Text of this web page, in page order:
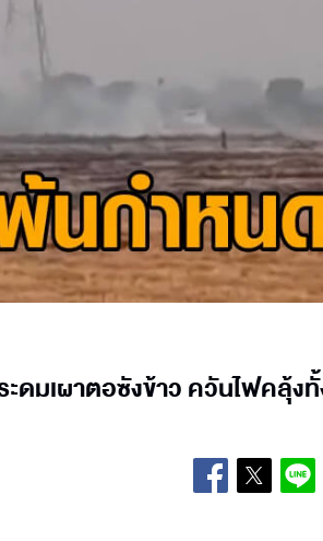
ดมเผาตอซังข้าว ควันไฟคลุ้ง